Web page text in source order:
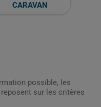
CARAVAN
possible, les
sur les critères